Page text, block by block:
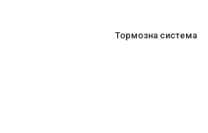
Тормозна система